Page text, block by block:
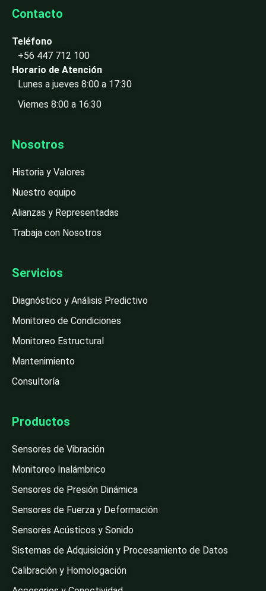
Contacto
Teléfono
+56 447 712 100
Horario de Atención
Lunes a jueves 8:00 a 17:30
Viernes 8:00 a 16:30
Nosotros
Historia y Valores
Nuestro equipo
Alianzas y Representadas
Trabaja con Nosotros
Servicios
Diagnóstico y Análisis Predictivo
Monitoreo de Condiciones
Monitoreo Estructural
Mantenimiento
Consultoría
Productos
Sensores de Vibración
Monitoreo Inalámbrico
Sensores de Presión Dinámica
Sensores de Fuerza y Deformación
Sensores Acústicos y Sonido
Sistemas de Adquisición y Procesamiento de Datos
Calibración y Homologación